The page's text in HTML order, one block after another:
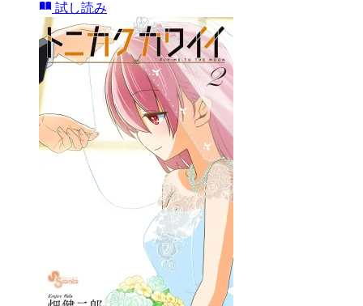
試し読み